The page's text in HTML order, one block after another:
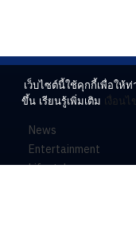
News
Entertainment
Lifestyle
เว็บไซต์นี้ใช้คุกกี้เพื่อให้
ขึ้น เรียนรู้เพิ่มเติม เงื่อน